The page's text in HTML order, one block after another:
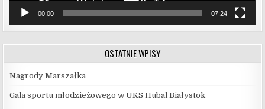
00:00 07:24
OSTATNIE WPISY
Nagrody Marszałka
Gala sportu młodzieżowego w UKS Hubal Białystok